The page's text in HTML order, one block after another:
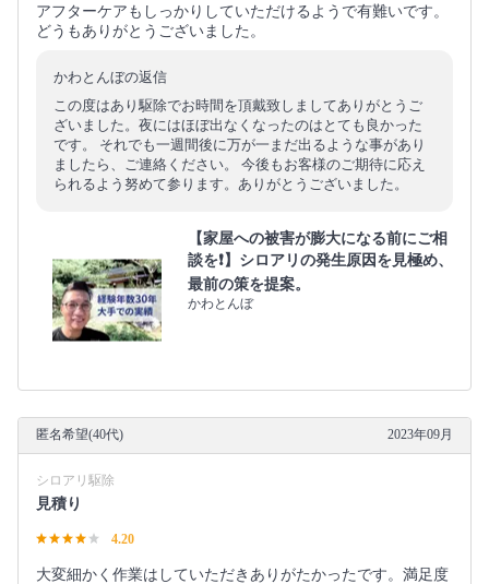
アフターケアもしっかりしていただけるようで有難いです。
どうもありがとうございました。
かわとんぼの返信
この度はあり駆除でお時間を頂戴致しましてありがとうご
ざいました。夜にはほぼ出なくなったのはとても良かった
です。 それでも一週間後に万が一まだ出るような事があり
ましたら、ご連絡ください。 今後もお客様のご期待に応え
られるよう努めて参ります。ありがとうございました。
【家屋への被害が膨大になる前にご相
談を❗️】シロアリの発生原因を見極め、
最前の策を提案。
かわとんぼ
匿名希望(40代) 2023年09月
シロアリ駆除
見積り
4.20
大変細かく作業はしていただきありがたかったです。満足度